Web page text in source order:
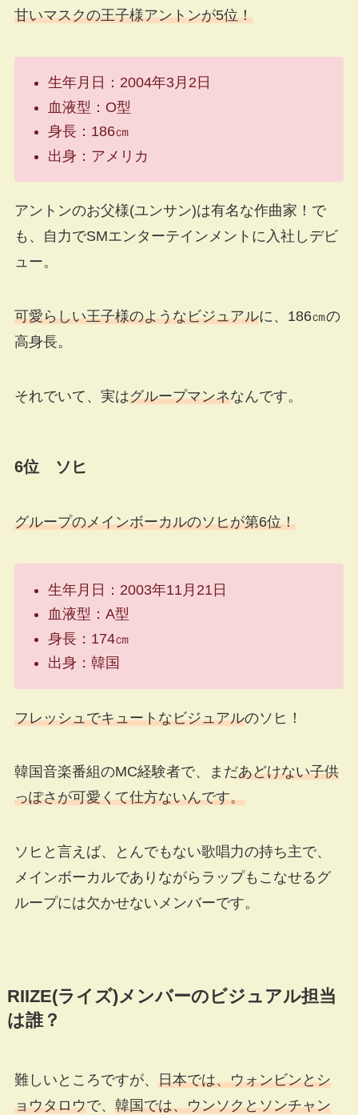
甘いマスクの王子様アントンが5位！
生年月日：2004年3月2日
血液型：O型
身長：186㎝
出身：アメリカ
アントンのお父様(ユンサン)は有名な作曲家！で
も、自力でSMエンターテインメントに入社しデビ
ュー。
可愛らしい王子様のようなビジュアルに、186㎝の
高身長。
それでいて、実はグループマンネなんです。
6位 ソヒ
グループのメインボーカルのソヒが第6位！
生年月日：2003年11月21日
血液型：A型
身長：174㎝
出身：韓国
フレッシュでキュートなビジュアルのソヒ！
韓国音楽番組のMC経験者で、まだあどけない子供
っぽさが可愛くて仕方ないんです。
ソヒと言えば、とんでもない歌唱力の持ち主で、
メインボーカルでありながらラップもこなせるグ
ループには欠かせないメンバーです。
RIIZE(ライズ)メンバーのビジュアル担当
は誰？
難しいところですが、 日本では、ウォンビンとシ
ョウタロウで、 韓国では、ウンソクとソンチャン